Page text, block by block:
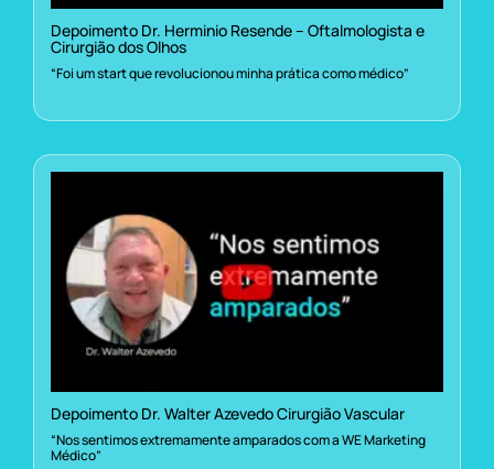
Depoimento Dr. Herminio Resende – Oftalmologista e
Cirurgião dos Olhos
“Foi um start que revolucionou minha prática como médico”
Depoimento Dr. Walter Azevedo Cirurgião Vascular
“Nos sentimos extremamente amparados com a WE Marketing
Médico”